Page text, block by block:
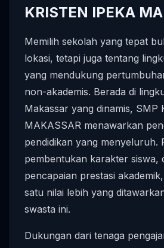
KRISTEN IPEKA
Memilih sekolah yang tepat
lokasi, tetapi juga tentang
yang mendukung
non-akademis. Berada di
Makassar yang dinamis, SMP
MAKASSAR menawarkan
pendidikan yang menyeluruh.
pembentukan karakter siswa,
pencapaian prestasi
satu nilai lebih yang
swasta ini.
Dukungan dari tenaga